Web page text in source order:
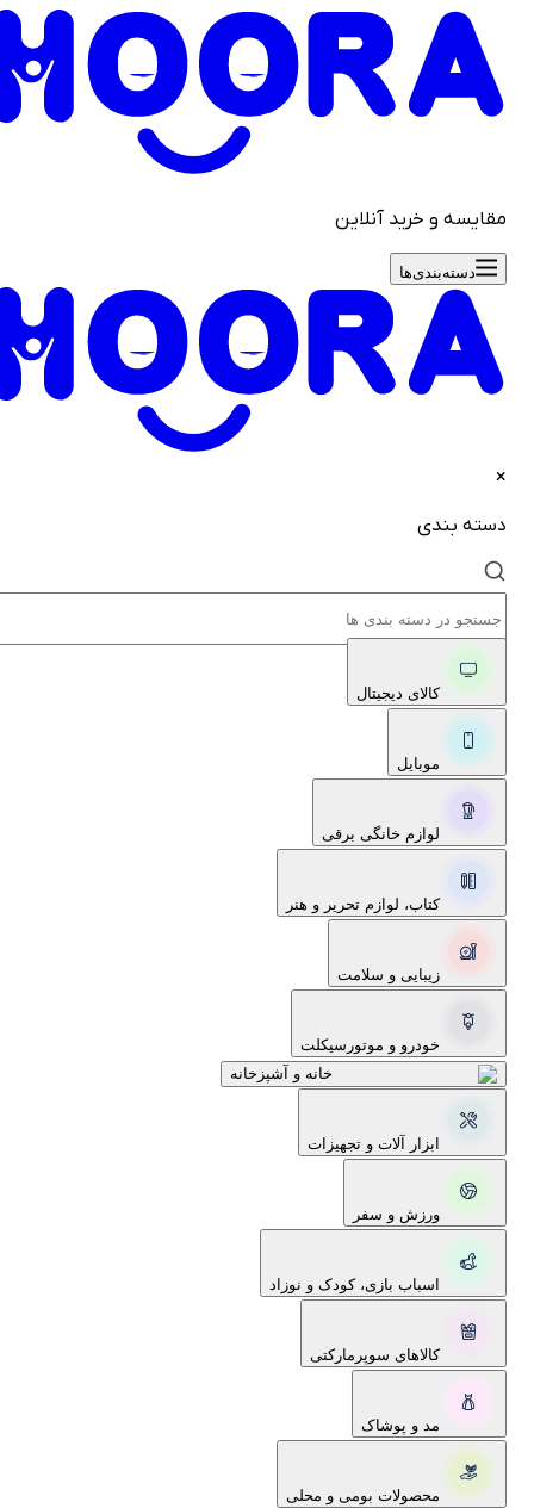
و خرید آنلاین
دسته‌بندی‌ها
بندی
کالای دیجیتال
موبایل
لوازم خانگی برقی
کتاب، لوازم تحریر و هنر
زیبایی و سلامت
خودرو و موتورسیکلت
خانه و آشپزخانه
ابزار آلات و تجهیزات
ورزش و سفر
اسباب بازی، کودک و نوزاد
کالاهای سوپرمارکتی
مد و پوشاک
محصولات بومی و محلی